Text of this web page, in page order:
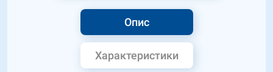
Опис
Характеристики